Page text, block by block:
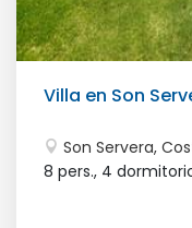
Villa en Son
Son Servera,
8 pers., 4